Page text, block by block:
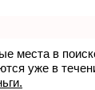
места в
уже в